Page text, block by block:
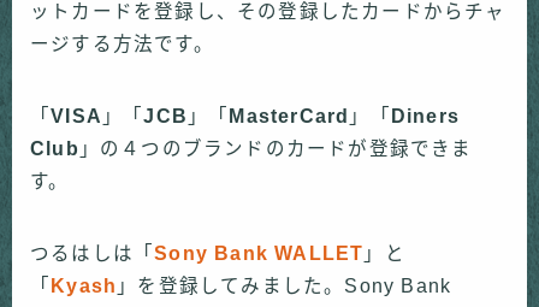
ットカードを登録し、その登録したカードからチャ
ージする方法です。
「VISA 」「JCB 」「 MasterCard 」「 Diners
Club 」の４つのブランドのカードが登録できま
す。
つるはしは「Sony Bank WALLET 」と
「 Kyash 」を登録してみました。Sony Bank